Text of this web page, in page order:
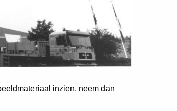
inzien, neem dan